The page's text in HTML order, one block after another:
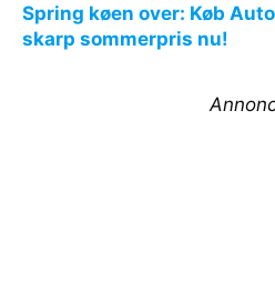
Spring køen over: Køb
skarp sommerpris nu!